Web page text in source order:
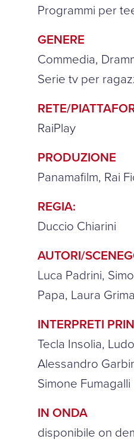
Programmi per
GENERE
Commedia,
Serie tv per
RETE/
RaiPlay
PRODUZIONE
Panamafilm, Rai
REGIA:
Duccio Chiarini
AUTORI/
Luca Padrini,
Papa, Laura
INTERPRETI
Tecla Insolia,
Alessandro
Simone Fumagalli
IN ONDA
disponibile on